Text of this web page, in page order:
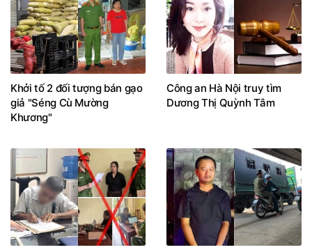
Khởi tố 2 đối tượng bán gạo
giả "Séng Cù Mường
Khương"
Công an Hà Nội truy tìm
Dương Thị Quỳnh Tâm